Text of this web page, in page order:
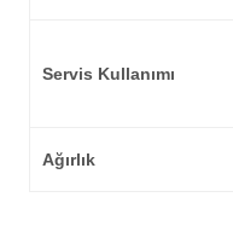
Servis Kullanımı
Ağırlık